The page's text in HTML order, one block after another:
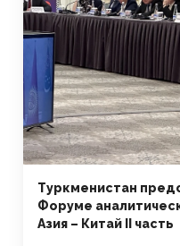
Туркменистан
Форуме
Азия – Китай II часть